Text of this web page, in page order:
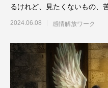
るけれど、見たくないもの、
ね。どこまでそういうものを
2024.06.08 感情解放ワーク